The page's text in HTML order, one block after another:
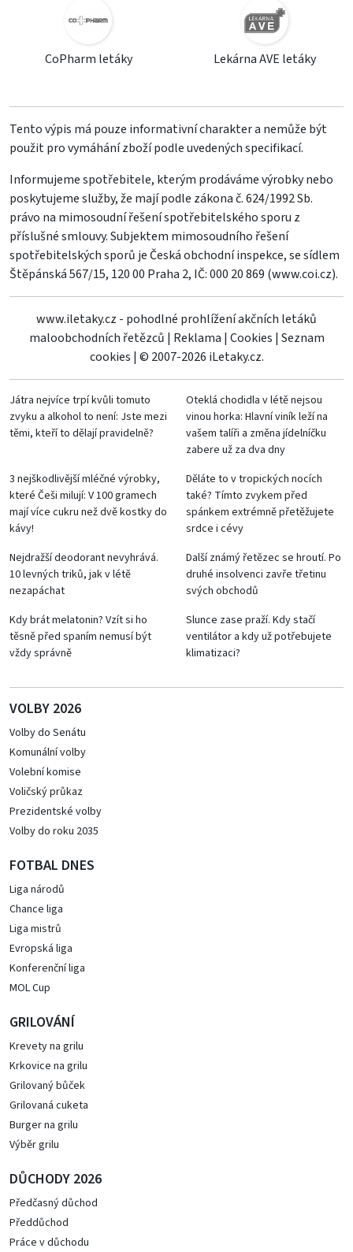
CoPharm letáky Lekárna AVE letáky
Tento výpis má pouze informativní charakter a nemůže být
použit pro vymáhání zboží podle uvedených specifikací.
Informujeme spotřebitele, kterým prodáváme výrobky nebo
poskytujeme služby, že mají podle zákona č. 624/1992 Sb.
právo na mimosoudní řešení spotřebitelského sporu z
příslušné smlouvy. Subjektem mimosoudního řešení
spotřebitelských sporů je Česká obchodní inspekce, se sídlem
Štěpánská 567/15, 120 00 Praha 2, IČ: 000 20 869 (www.coi.cz).
www.iletaky.cz - pohodlné prohlížení akčních letáků
maloobchodních řetězců | Reklama | Cookies | Seznam
cookies | © 2007-2026 iLetaky.cz.
Játra nejvíce trpí kvůli tomuto
zvyku a alkohol to není: Jste mezi
těmi, kteří to dělají pravidelně?
Oteklá chodidla v létě nejsou
vinou horka: Hlavní viník leží na
vašem talíři a změna jídelníčku
zabere už za dva dny
3 nejškodlivější mléčné výrobky,
které Češi milují: V 100 gramech
mají více cukru než dvě kostky do
kávy!
Děláte to v tropických nocích
také? Tímto zvykem před
spánkem extrémně přetěžujete
srdce i cévy
Nejdražší deodorant nevyhrává.
10 levných triků, jak v létě
nezapáchat
Další známý řetězec se hroutí. Po
druhé insolvenci zavře třetinu
svých obchodů
Kdy brát melatonin? Vzít si ho
těsně před spaním nemusí být
vždy správně
Slunce zase praží. Kdy stačí
ventilátor a kdy už potřebujete
klimatizaci?
VOLBY 2026
Volby do Senátu
Komunální volby
Volební komise
Voličský průkaz
Prezidentské volby
Volby do roku 2035
FOTBAL DNES
Liga národů
Chance liga
Liga mistrů
Evropská liga
Konferenční liga
MOL Cup
GRILOVÁNÍ
Krevety na grilu
Krkovice na grilu
Grilovaný bůček
Grilovaná cuketa
Burger na grilu
Výběr grilu
DŮCHODY 2026
Předčasný důchod
Předdůchod
Práce v důchodu